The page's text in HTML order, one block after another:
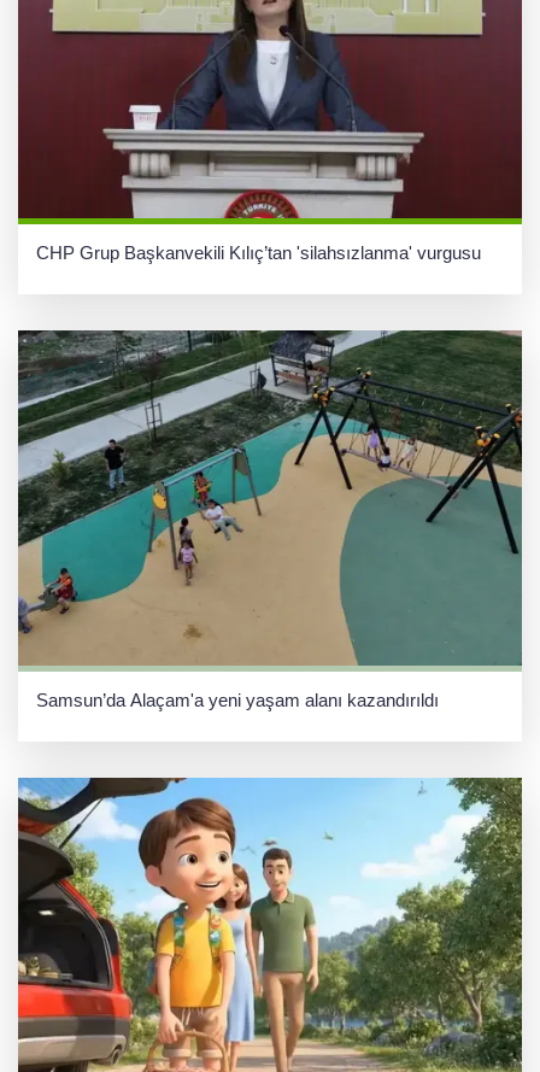
CHP Grup Başkanvekili Kılıç’tan 'silahsızlanma' vurgusu
Samsun’da Alaçam'a yeni yaşam alanı kazandırıldı